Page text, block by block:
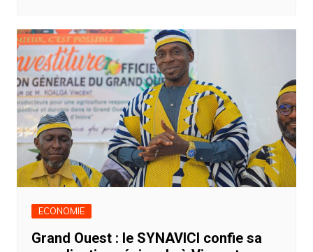
ECONOMIE
Grand Ouest : le SYNAVICI confie sa